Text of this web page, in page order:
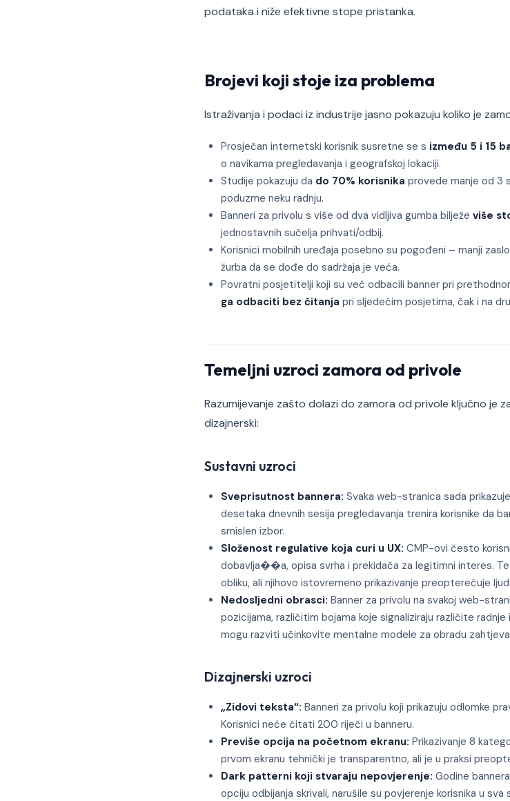
podataka i niže efektivne stope pristanka.
Brojevi koji stoje iza problema
Istraživanja i podaci iz industrije jasno pokazuju koliko je
Prosječan internetski korisnik susretne se s između 5 i 15
o navikama pregledavanja i geografskoj lokaciji.
Studije pokazuju da do 70% korisnika provede manje od 3
poduzme neku radnju.
Banneri za privolu s više od dva vidljiva gumba bilježe više
jednostavnih sučelja prihvati/odbij.
Korisnici mobilnih uređaja posebno su pogođeni – manji
žurba da se dođe do sadržaja je veća.
Povratni posjetitelji koji su već odbacili banner pri
ga odbaciti bez čitanja pri sljedećim posjetima, čak i na
Temeljni uzroci zamora od privole
Razumijevanje zašto dolazi do zamora od privole ključno je
dizajnerski:
Sustavni uzroci
Sveprisutnost bannera: Svaka web-stranica sada
desetaka dnevnih sesija pregledavanja trenira korisnike da
smislen izbor.
Složenost regulative koja curi u UX: CMP-ovi često
dobavlja��a, opisa svrha i prekidača za legitimni interes.
obliku, ali njihovo istovremeno prikazivanje preopterećuje
Nedosljedni obrasci: Banner za privolu na svakoj web-
pozicijama, različitim bojama koje signaliziraju različite
mogu razviti učinkovite mentalne modele za obradu
Dizajnerski uzroci
„Zidovi teksta“: Banneri za privolu koji prikazuju odlomke
Korisnici neće čitati 200 riječi u banneru.
Previše opcija na početnom ekranu: Prikazivanje 8
prvom ekranu tehnički je transparentno, ali je u praksi
Dark patterni koji stvaraju nepovjerenje: Godine
opciju odbijanja skrivali, narušile su povjerenje korisnika u